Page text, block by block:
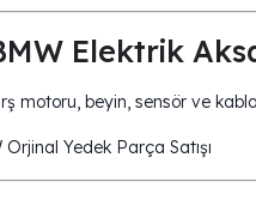
Elektrik
motoru, beyin, sensör ve